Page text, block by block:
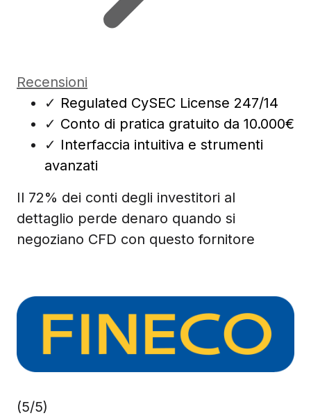
Recensioni
✓ Regulated CySEC License 247/14
✓ Conto di pratica gratuito da 10.000€
✓ Interfaccia intuitiva e strumenti
avanzati
Il 72% dei conti degli investitori al
dettaglio perde denaro quando si
negoziano CFD con questo fornitore
(5/5)